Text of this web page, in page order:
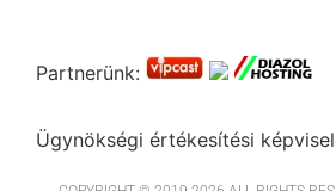
Partnerünk:
Ügynökségi értékesítési